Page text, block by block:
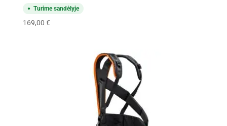
Turime sandėlyje
169,00 €